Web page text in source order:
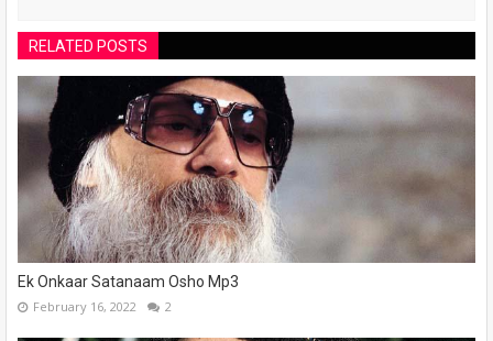
RELATED POSTS
Ek Onkaar Satanaam Osho Mp3
February 16, 2022 2